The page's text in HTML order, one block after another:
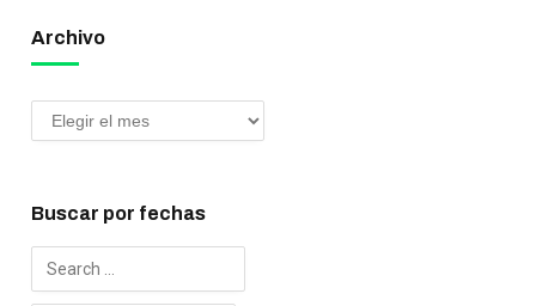
Archivo
Buscar por fechas